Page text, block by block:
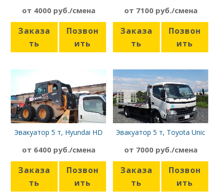
от 4000 руб./смена
Заказа
ть
Позвон
ить
от 7100 руб./смена
Заказа
ть
Позвон
ить
Эвакуатор 5 т, Hyundai HD
от 6400 руб./смена
Заказа
ть
Позвон
ить
Эвакуатор 5 т, Toyota Unic
от 7000 руб./смена
Заказа
ть
Позвон
ить